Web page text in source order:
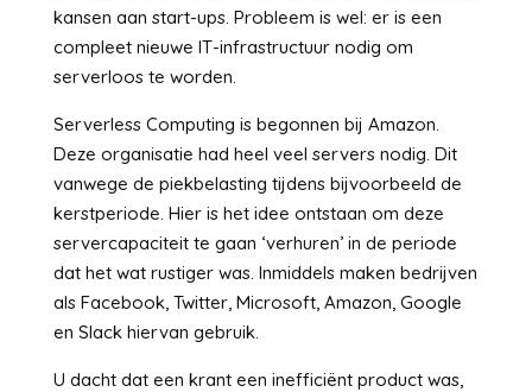
kansen aan start-ups. Probleem is wel: er is een
compleet nieuwe IT-infrastructuur nodig om
serverloos te worden.
Serverless Computing is begonnen bij Amazon.
Deze organisatie had heel veel servers nodig. Dit
vanwege de piekbelasting tijdens bijvoorbeeld de
kerstperiode. Hier is het idee ontstaan om deze
servercapaciteit te gaan ‘verhuren’ in de periode
dat het wat rustiger was. Inmiddels maken bedrijven
als Facebook, Twitter, Microsoft, Amazon, Google
en Slack hiervan gebruik.
U dacht dat een krant een inefficiënt product was,